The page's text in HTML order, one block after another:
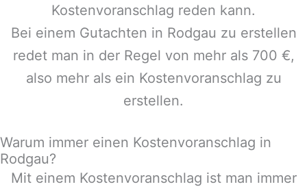
Kostenvoranschlag reden kann.
Bei einem Gutachten in Rodgau zu erstellen
redet man in der Regel von mehr als 700 €,
also mehr als ein Kostenvoranschlag zu
erstellen.
Warum immer einen Kostenvoranschlag in
Rodgau?
Mit einem Kostenvoranschlag ist man immer